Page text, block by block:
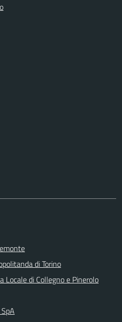
di Torino
Locale di Collegno e Pinerolo